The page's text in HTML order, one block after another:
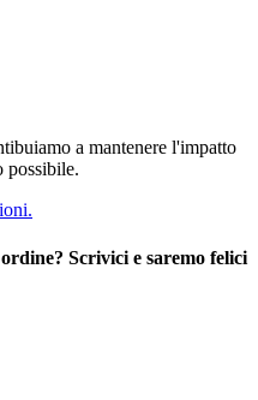
a mantenere l'impatto
possibile.
Scrivici e saremo felici